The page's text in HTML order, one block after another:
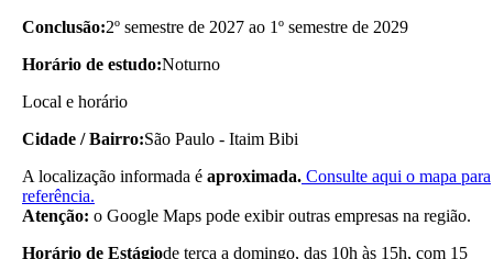
Conclusão:2º semestre de 2027 ao 1º semestre de 2029
Horário de estudo:Noturno
Local e horário
Cidade / Bairro:São Paulo - Itaim Bibi
A localização informada é aproximada. Consulte aqui o mapa para
referência.
Atenção: o Google Maps pode exibir outras empresas na região.
Horário de Estágiode terça a domingo, das 10h às 15h, com 15